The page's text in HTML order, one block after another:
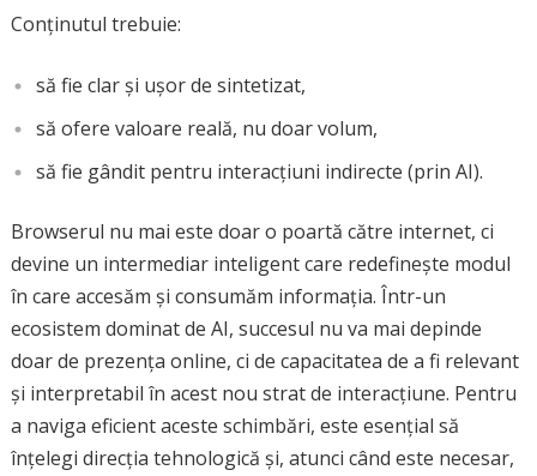
Conținutul trebuie:
să fie clar și ușor de sintetizat,
să ofere valoare reală, nu doar volum,
să fie gândit pentru interacțiuni indirecte (prin AI).
Browserul nu mai este doar o poartă către internet, ci
devine un intermediar inteligent care redefinește modul
în care accesăm și consumăm informația. Într-un
ecosistem dominat de AI, succesul nu va mai depinde
doar de prezența online, ci de capacitatea de a fi relevant
și interpretabil în acest nou strat de interacțiune. Pentru
a naviga eficient aceste schimbări, este esențial să
înțelegi direcția tehnologică și, atunci când este necesar,